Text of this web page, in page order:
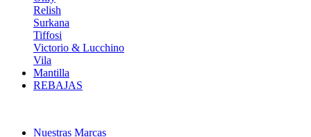
Relish
Surkana
Tiffosi
Victorio & Lucchino
Vila
Mantilla
REBAJAS
Nuestras Marcas